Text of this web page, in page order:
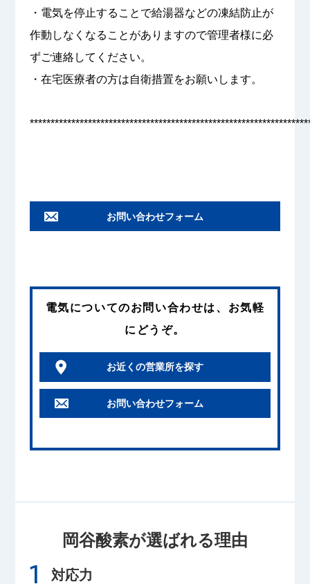
・電気を停止することで給湯器などの凍結防止が
作動しなくなることがありますので管理者様に必
ずご連絡してください。
・在宅医療者の方は自衛措置をお願いします。
お問い合わせフォーム
電気についてのお問い合わせは、お気軽
にどうぞ。
お近くの営業所を探す
お問い合わせフォーム
岡谷酸素が選ばれる理由
対応力